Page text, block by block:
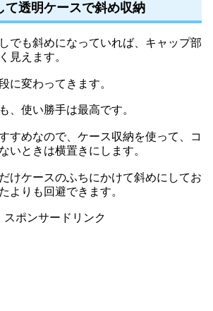
て透明ケースで斜め収納
でも斜めになっていれば、キャップ部
見えます。
に変わってきます。
、使い勝手は最高です。
すめなので、ケース収納を使って、コ
いときは横置きにします。
けケースのふちにかけて斜めにしてお
よりも回避できます。
スポンサードリンク